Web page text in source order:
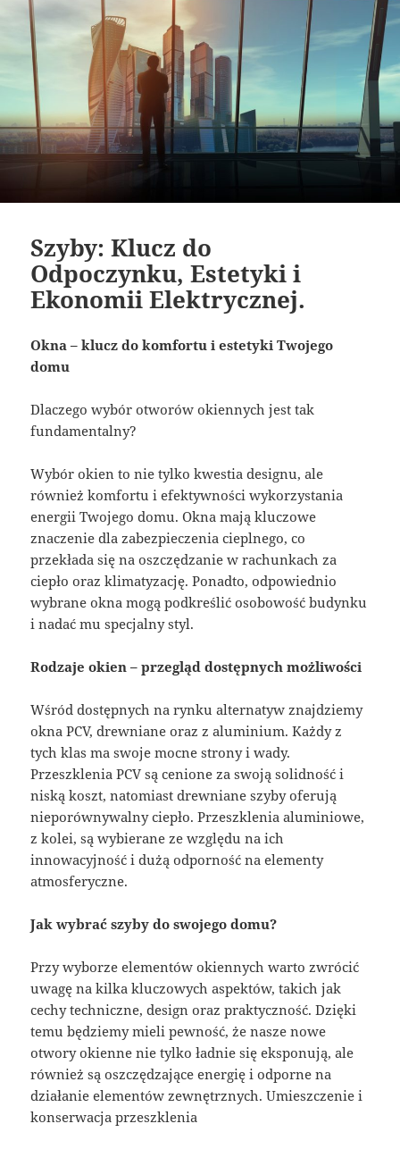
Szyby: Klucz do
Odpoczynku, Estetyki i
Ekonomii Elektrycznej.
Okna – klucz do komfortu i estetyki Twojego
domu
Dlaczego wybór otworów okiennych jest tak
fundamentalny?
Wybór okien to nie tylko kwestia designu, ale
również komfortu i efektywności wykorzystania
energii Twojego domu. Okna mają kluczowe
znaczenie dla zabezpieczenia cieplnego, co
przekłada się na oszczędzanie w rachunkach za
ciepło oraz klimatyzację. Ponadto, odpowiednio
wybrane okna mogą podkreślić osobowość budynku
i nadać mu specjalny styl.
Rodzaje okien – przegląd dostępnych możliwości
Wśród dostępnych na rynku alternatyw znajdziemy
okna PCV, drewniane oraz z aluminium. Każdy z
tych klas ma swoje mocne strony i wady.
Przeszklenia PCV są cenione za swoją solidność i
niską koszt, natomiast drewniane szyby oferują
nieporównywalny ciepło. Przeszklenia aluminiowe,
z kolei, są wybierane ze względu na ich
innowacyjność i dużą odporność na elementy
atmosferyczne.
Jak wybrać szyby do swojego domu?
Przy wyborze elementów okiennych warto zwrócić
uwagę na kilka kluczowych aspektów, takich jak
cechy techniczne, design oraz praktyczność. Dzięki
temu będziemy mieli pewność, że nasze nowe
otwory okienne nie tylko ładnie się eksponują, ale
również są oszczędzające energię i odporne na
działanie elementów zewnętrznych. Umieszczenie i
konserwacja przeszklenia